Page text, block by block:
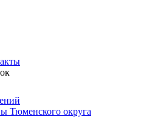
Тюменского округа